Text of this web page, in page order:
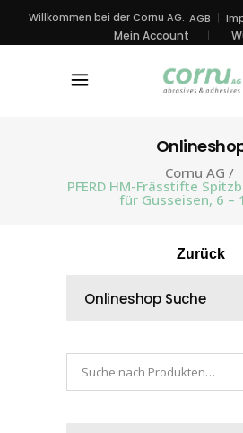
Willkommen bei der Cornu AG. AGB
Mein Account
Cornu AG /
PFERD HM-Frässtifte
für Gusseisen, 6 –
Zurück
Onlineshop Suche